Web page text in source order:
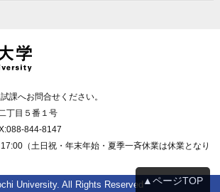
▲ページTOP
課へお問合せください。
丁目５番１号
844-8147
（土日祝・年末年始・夏季一斉休業は休業となり
University. All Rights Reserved